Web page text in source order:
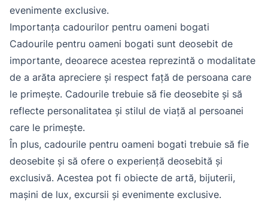
evenimente exclusive.
Importanța cadourilor pentru oameni bogati
Cadourile pentru oameni bogati sunt deosebit de
importante, deoarece acestea reprezintă o modalitate
de a arăta apreciere și respect față de persoana care
le primește. Cadourile trebuie să fie deosebite și să
reflecte personalitatea și stilul de viață al persoanei
care le primește.
În plus, cadourile pentru oameni bogati trebuie să fie
deosebite și să ofere o experiență deosebită și
exclusivă. Acestea pot fi obiecte de artă, bijuterii,
mașini de lux, excursii și evenimente exclusive.